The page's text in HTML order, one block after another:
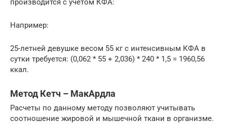
производится с учетом КФА:
Например:
25-летней девушке весом 55 кг с интенсивным КФА в
сутки требуется: (0,062 * 55 + 2,036) * 240 * 1,5 = 1960,56
ккал.
Метод Кетч – МакАрдла
Расчеты по данному методу позволяют учитывать
соотношение жировой и мышечной ткани в организме.